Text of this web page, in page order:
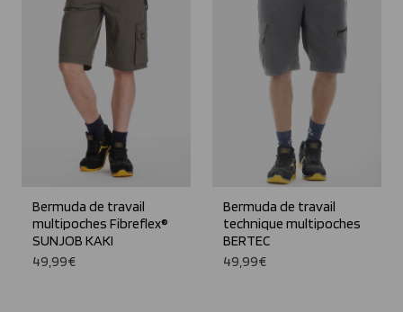
Bermuda de travail
multipoches Fibreflex®
SUNJOB KAKI
49,99€
Bermuda de travail
technique multipoches
BERTEC
49,99€